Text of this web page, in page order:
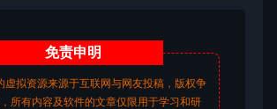
免责申明
虚拟资源来源于互联网与网友投稿，版权争
所有内容及软件的文章仅限用于学习和研